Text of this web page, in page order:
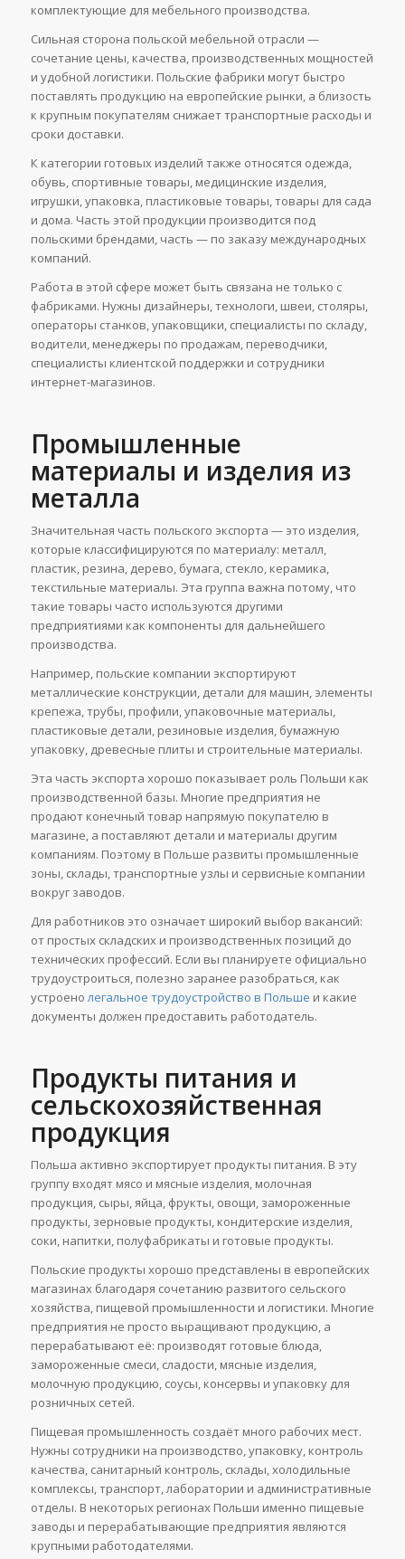
комплектующие для мебельного производства.
Сильная сторона польской мебельной отрасли —
сочетание цены, качества, производственных мощностей
и удобной логистики. Польские фабрики могут быстро
поставлять продукцию на европейские рынки, а близость
к крупным покупателям снижает транспортные расходы и
сроки доставки.
К категории готовых изделий также относятся одежда,
обувь, спортивные товары, медицинские изделия,
игрушки, упаковка, пластиковые товары, товары для сада
и дома. Часть этой продукции производится под
польскими брендами, часть — по заказу международных
компаний.
Работа в этой сфере может быть связана не только с
фабриками. Нужны дизайнеры, технологи, швеи, столяры,
операторы станков, упаковщики, специалисты по складу,
водители, менеджеры по продажам, переводчики,
специалисты клиентской поддержки и сотрудники
интернет-магазинов.
Промышленные
материалы и изделия из
металла
Значительная часть польского экспорта — это изделия,
которые классифицируются по материалу: металл,
пластик, резина, дерево, бумага, стекло, керамика,
текстильные материалы. Эта группа важна потому, что
такие товары часто используются другими
предприятиями как компоненты для дальнейшего
производства.
Например, польские компании экспортируют
металлические конструкции, детали для машин, элементы
крепежа, трубы, профили, упаковочные материалы,
пластиковые детали, резиновые изделия, бумажную
упаковку, древесные плиты и строительные материалы.
Эта часть экспорта хорошо показывает роль Польши как
производственной базы. Многие предприятия не
продают конечный товар напрямую покупателю в
магазине, а поставляют детали и материалы другим
компаниям. Поэтому в Польше развиты промышленные
зоны, склады, транспортные узлы и сервисные компании
вокруг заводов.
Для работников это означает широкий выбор вакансий:
от простых складских и производственных позиций до
технических профессий. Если вы планируете официально
трудоустроиться, полезно заранее разобраться, как
устроенолегальное трудоустройство в Польше и какие
документы должен предоставить работодатель.
Продукты питания и
сельскохозяйственная
продукция
Польша активно экспортирует продукты питания. В эту
группу входят мясо и мясные изделия, молочная
продукция, сыры, яйца, фрукты, овощи, замороженные
продукты, зерновые продукты, кондитерские изделия,
соки, напитки, полуфабрикаты и готовые продукты.
Польские продукты хорошо представлены в европейских
магазинах благодаря сочетанию развитого сельского
хозяйства, пищевой промышленности и логистики. Многие
предприятия не просто выращивают продукцию, а
перерабатывают её: производят готовые блюда,
замороженные смеси, сладости, мясные изделия,
молочную продукцию, соусы, консервы и упаковку для
розничных сетей.
Пищевая промышленность создаёт много рабочих мест.
Нужны сотрудники на производство, упаковку, контроль
качества, санитарный контроль, склады, холодильные
комплексы, транспорт, лаборатории и административные
отделы. В некоторых регионах Польши именно пищевые
заводы и перерабатывающие предприятия являются
крупными работодателями.